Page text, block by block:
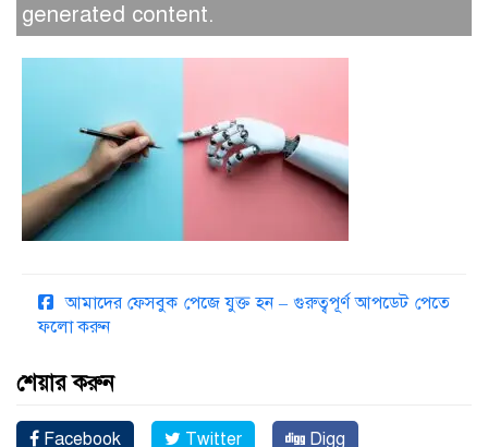
generated content.
আমাদের ফেসবুক পেজে যুক্ত হন – গুরুত্বপূর্ণ আপডেট পেতে
ফলো করুন
শেয়ার করুন
Facebook Twitter Digg